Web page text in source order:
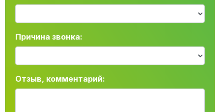
Причина звонка:
Отзыв, комментарий: